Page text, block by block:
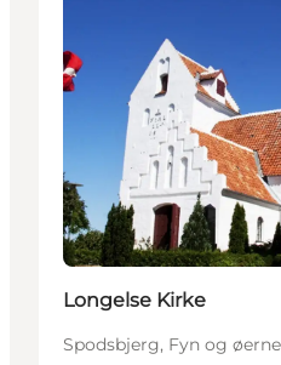
Longelse Kirke
Spodsbjerg, Fyn og øerne